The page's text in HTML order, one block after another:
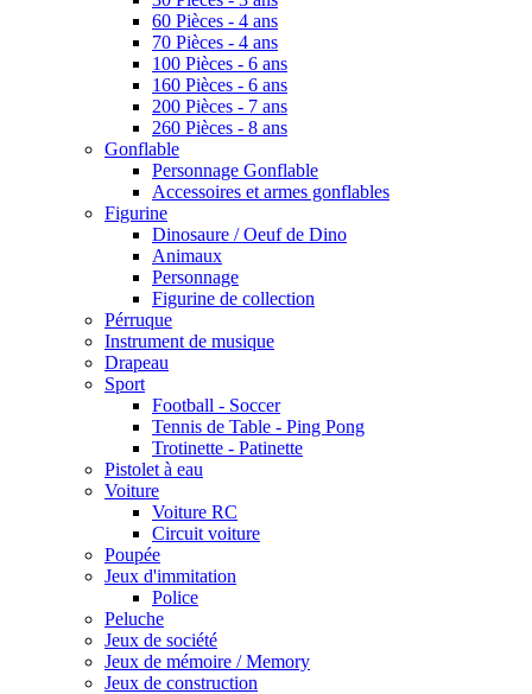
60 Pièces - 4 ans
70 Pièces - 4 ans
100 Pièces - 6 ans
160 Pièces - 6 ans
200 Pièces - 7 ans
260 Pièces - 8 ans
Gonflable
Personnage Gonflable
Accessoires et armes gonflables
Figurine
Dinosaure / Oeuf de Dino
Animaux
Personnage
Figurine de collection
Pérruque
Instrument de musique
Drapeau
Sport
Football - Soccer
Tennis de Table - Ping Pong
Trotinette - Patinette
Pistolet à eau
Voiture
Voiture RC
Circuit voiture
Poupée
Jeux d'immitation
Police
Peluche
Jeux de société
Jeux de mémoire / Memory
Jeux de construction